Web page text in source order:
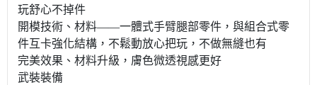
玩舒心不掉件
開模技術、材料——一體式手臂腿部零件，與組合式零
件互卡強化結構，不鬆動放心把玩，不做無縫也有
完美效果、材料升級，膚色微透視感更好
武裝裝備